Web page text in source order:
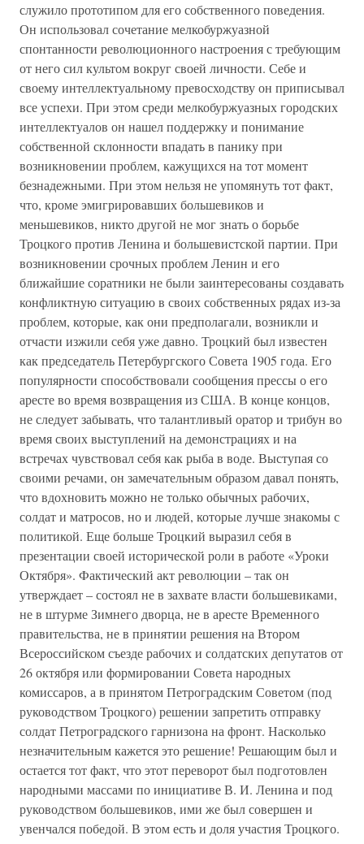
служило прототипом для его собственного поведения.
Он использовал сочетание мелкобуржуазной
спонтанности революционного настроения с требующим
от него сил культом вокруг своей личности. Себе и
своему интеллектуальному превосходству он приписывал
все успехи. При этом среди мелкобуржуазных городских
интеллектуалов он нашел поддержку и понимание
собственной склонности впадать в панику при
возникновении проблем, кажущихся на тот момент
безнадежными. При этом нельзя не упомянуть тот факт,
что, кроме эмигрировавших большевиков и
меньшевиков, никто другой не мог знать о борьбе
Троцкого против Ленина и большевистской партии. При
возникновении срочных проблем Ленин и его
ближайшие соратники не были заинтересованы создавать
конфликтную ситуацию в своих собственных рядах из-за
проблем, которые, как они предполагали, возникли и
отчасти изжили себя уже давно. Троцкий был известен
как председатель Петербургского Совета 1905 года. Его
популярности способствовали сообщения прессы о его
аресте во время возвращения из США. В конце концов,
не следует забывать, что талантливый оратор и трибун во
время своих выступлений на демонстрациях и на
встречах чувствовал себя как рыба в воде. Выступая со
своими речами, он замечательным образом давал понять,
что вдохновить можно не только обычных рабочих,
солдат и матросов, но и людей, которые лучше знакомы с
политикой. Еще больше Троцкий выразил себя в
презентации своей исторической роли в работе «Уроки
Октября». Фактический акт революции – так он
утверждает – состоял не в захвате власти большевиками,
не в штурме Зимнего дворца, не в аресте Временного
правительства, не в принятии решения на Втором
Всероссийском съезде рабочих и солдатских депутатов от
26 октября или формировании Совета народных
комиссаров, а в принятом Петроградским Советом (под
руководством Троцкого) решении запретить отправку
солдат Петроградского гарнизона на фронт. Насколько
незначительным кажется это решение! Решающим был и
остается тот факт, что этот переворот был подготовлен
народными массами по инициативе В. И. Ленина и под
руководством большевиков, ими же был совершен и
увенчался победой. В этом есть и доля участия Троцкого.